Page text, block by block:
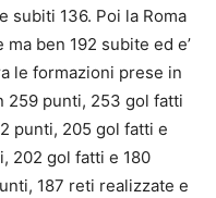
subiti 136. Poi la Roma
ben 192 subite ed e’
le formazioni prese in
259 punti, 253 gol fatti
punti, 205 gol fatti e
202 gol fatti e 180
187 reti realizzate e